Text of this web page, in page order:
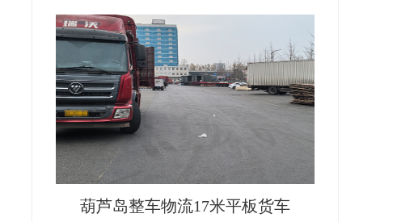
葫芦岛整车物流17米平板货车